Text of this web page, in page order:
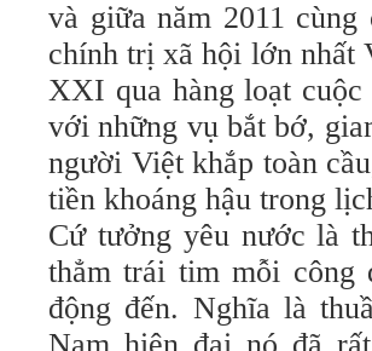
và giữa năm 2011
chính trị xã hội lớn nhất
XXI qua hàng loạt
với những vụ bắt bớ,
người Việt khắp toàn
tiền khoáng hậu trong
Cứ tưởng yêu nước là
thẳm trái tim mỗi công
động đến. Nghĩa là